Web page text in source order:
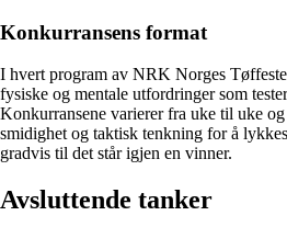
Konkurransens format
I hvert program av NRK Norges
fysiske og mentale utfordringer som
Konkurransene varierer fra uke til uke
smidighet og taktisk tenkning for å
gradvis til det står igjen en vinner.
Avsluttende tanker